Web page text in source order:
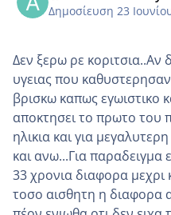
Δημοσίευση 23
Δεν ξερω ρε
υγειας που
βρισκω καπως εγωιστικο
αποκτησει το πρωτο του
ηλικια και για
και ανω...Για παραδειγμα
33 χρονια διαφορα μεχρι
τοσο αισθητη η διαφορα